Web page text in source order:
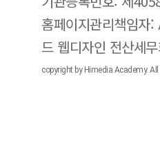
홈페이지관리책임자
드 웹디자인 전산세
copyright by Himedia Academy.